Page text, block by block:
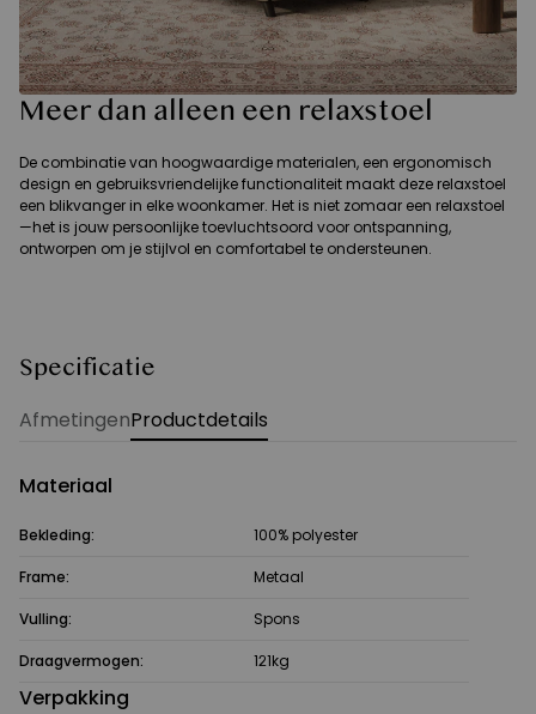
Meer dan alleen een relaxstoel
De combinatie van hoogwaardige materialen, een ergonomisch
design en gebruiksvriendelijke functionaliteit maakt deze relaxstoel
een blikvanger in elke woonkamer. Het is niet zomaar een relaxstoel
—het is jouw persoonlijke toevluchtsoord voor ontspanning,
ontworpen om je stijlvol en comfortabel te ondersteunen.
Specificatie
AfmetingenProductdetails
Materiaal
Bekleding: 100% polyester
Frame: Metaal
Vulling: Spons
Draagvermogen: 121kg
Verpakking